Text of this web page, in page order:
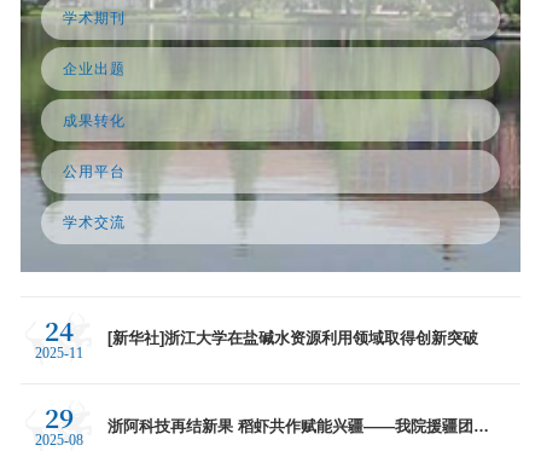
学术期刊
企业出题
成果转化
公用平台
学术交流
24
2025-11
[新华社]浙江大学在盐碱水资源利用领域取得创新突破
29
2025-08
浙阿科技再结新果 稻虾共作赋能兴疆——我院援疆团队